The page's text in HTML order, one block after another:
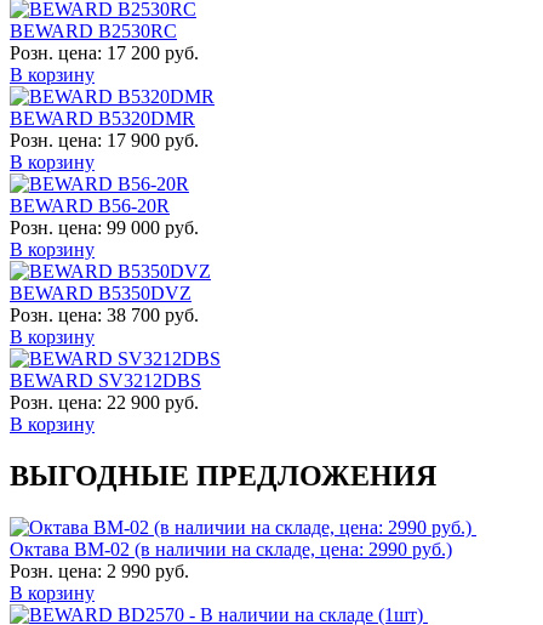
BEWARD B2530RC
Розн. цена: 17 200 руб.
В корзину
BEWARD B5320DMR
Розн. цена: 17 900 руб.
В корзину
BEWARD B56-20R
Розн. цена: 99 000 руб.
В корзину
BEWARD B5350DVZ
Розн. цена: 38 700 руб.
В корзину
BEWARD SV3212DBS
Розн. цена: 22 900 руб.
В корзину
ВЫГОДНЫЕ ПРЕДЛОЖЕНИЯ
Октава ВМ-02 (в наличии на складе, цена: 2990 руб.)
Розн. цена: 2 990 руб.
В корзину